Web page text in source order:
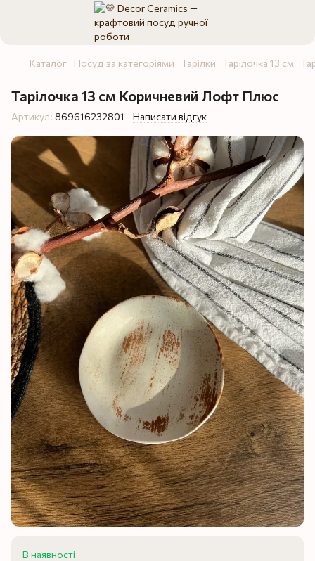
Каталог Посуд за категоріями Тарілки Тарілочка 13 см
Тарілочка 13 см Коричневий Лофт Плюс
Артикул: 869616232801 Написати відгук
В наявності